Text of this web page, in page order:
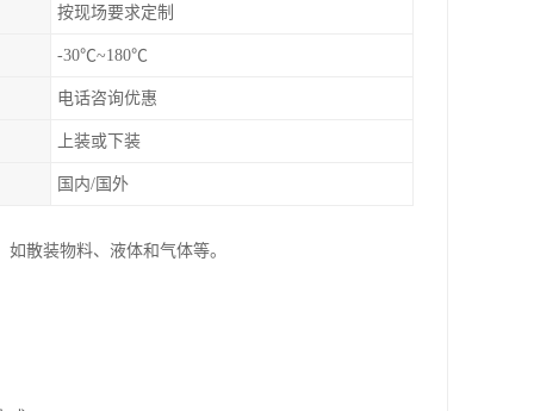
按现场要求定制
-30℃~180℃
电话咨询优惠
上装或下装
国内/国外
散装物料、液体和气体等。